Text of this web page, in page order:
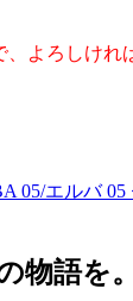
よろしけれ
05/エルバ
物語を。